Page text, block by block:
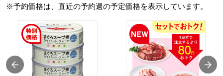
※予約価格は、直近の予約週の予定価格を表示しています。